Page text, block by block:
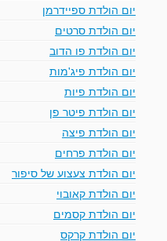
יום הולדת ספיידרמן
יום הולדת סרטים
יום הולדת פו הדוב
יום הולדת פיג'מות
יום הולדת פיות
יום הולדת פיטר פן
יום הולדת פיצה
יום הולדת פרחים
יום הולדת צעצוע של סיפור
יום הולדת קאובוי
יום הולדת קסמים
יום הולדת קרקס